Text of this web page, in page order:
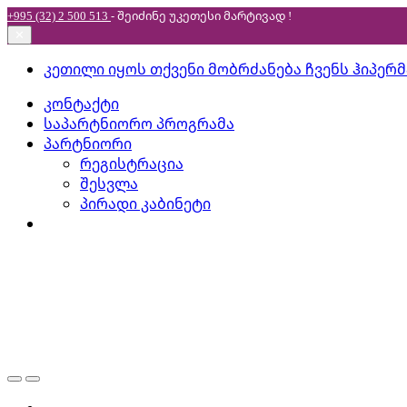
+995 (32) 2 500 513 - შეიძინე უკეთესიმარტივად !
Skip
navigation
Skip
content
კეთილი იყოს თქვენი მობრძანება ჩვენს
კონტაქტი
საპარტნიორო პროგრამა
პარტნიორი
რეგისტრაცია
შესვლა
პირადი კაბინეტი